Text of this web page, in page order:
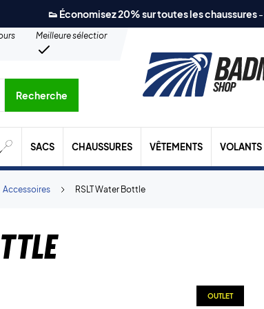
👟 Économisez 20% sur toutes les chaussures-
Meilleure sélection
Recherche
SACS CHAUSSURES VÊTEMENTS VOLANTS
RSLT Water Bottle
Accessoires
OUTLET